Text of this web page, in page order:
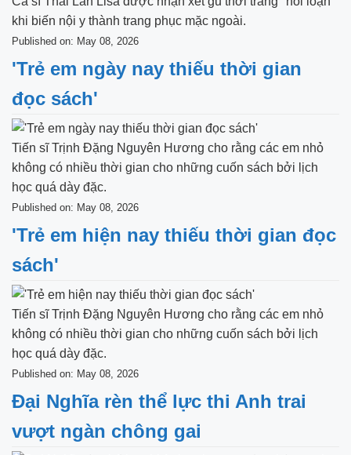
khi biến nội y thành trang phục mặc ngoài.
Published on: May 08, 2026
'Trẻ em ngày nay thiếu thời gian
đọc sách'
Tiến sĩ Trịnh Đặng Nguyên Hương cho rằng các em nhỏ
không có nhiều thời gian cho những cuốn sách bởi lịch
học quá dày đặc.
Published on: May 08, 2026
'Trẻ em hiện nay thiếu thời gian đọc
sách'
Tiến sĩ Trịnh Đặng Nguyên Hương cho rằng các em nhỏ
không có nhiều thời gian cho những cuốn sách bởi lịch
học quá dày đặc.
Published on: May 08, 2026
Đại Nghĩa rèn thể lực thi Anh trai
vượt ngàn chông gai